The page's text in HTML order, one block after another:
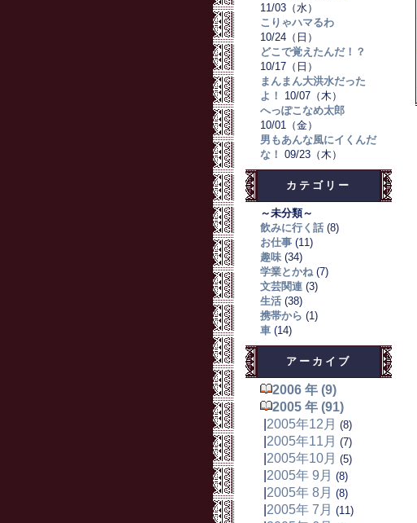
11/03（水）
こりゃハマるわ
10/24（日）
どこで覚えたんだ！？
10/17（日）
まんまん大洪水だった
よ！
10/07（木）
へっぽこなめ太郎
10/01（金）
男もあんな風にイくんだ
な！ 09/23（木）
カテゴリー
～未分類～
飲みに行く話 (8)
お仕事 (11)
趣味 (34)
学業とかね (7)
文芸関連 (3)
生活 (38)
携帯から (1)
車 (14)
アーカイブ
2006 年 (9)
2005 年 (91)
2005年12月 (8)
2005年11月 (7)
2005年10月 (5)
2005年 9月 (8)
2005年 8月 (8)
2005年 7月 (11)